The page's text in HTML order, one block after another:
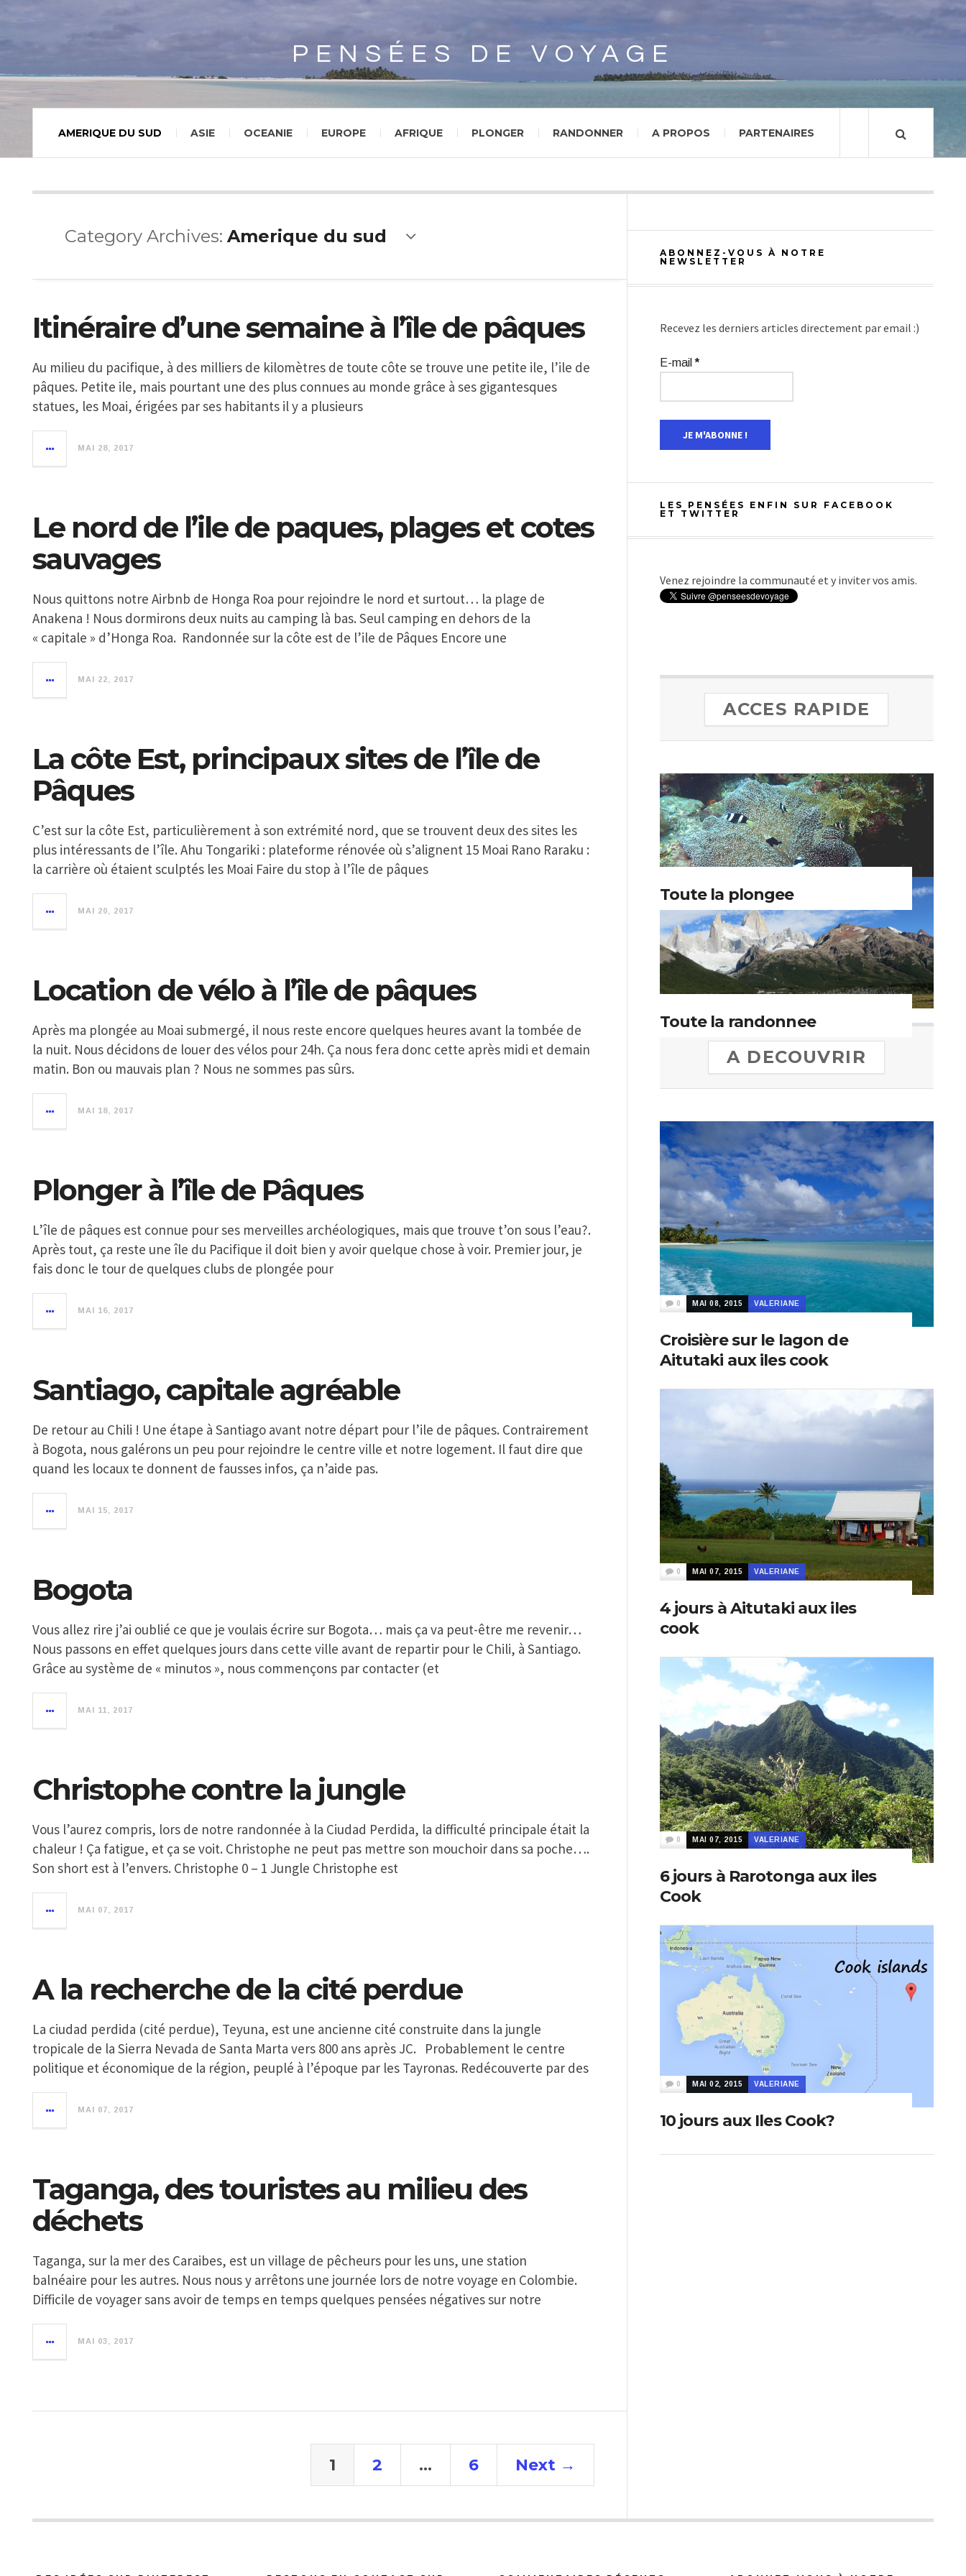
Array
PENSÉES DE VOYAGE
AMERIQUE DU SUD ASIE OCEANIE EUROPE AFRIQUE PLONGER RANDONNER A PROPOS PARTENAIRES
Category Archives: Amerique du sud
Itinéraire d’une semaine à l’île de pâques
Au milieu du pacifique, à des milliers de kilomètres de toute côte se trouve une petite ile, l’ile de
pâques. Petite ile, mais pourtant une des plus connues au monde grâce à ses gigantesques
statues, les Moai, érigées par ses habitants il y a plusieurs
MAI 28, 2017
Le nord de l’ile de paques, plages et cotes
sauvages
Nous quittons notre Airbnb de Honga Roa pour rejoindre le nord et surtout… la plage de
Anakena ! Nous dormirons deux nuits au camping là bas. Seul camping en dehors de la
« capitale » d’Honga Roa. Randonnée sur la côte est de l’ile de Pâques Encore une
MAI 22, 2017
La côte Est, principaux sites de l’île de
Pâques
C’est sur la côte Est, particulièrement à son extrémité nord, que se trouvent deux des sites les
plus intéressants de l’île. Ahu Tongariki : plateforme rénovée où s’alignent 15 Moai Rano Raraku :
la carrière où étaient sculptés les Moai Faire du stop à l’île de pâques
MAI 20, 2017
Location de vélo à l’île de pâques
Après ma plongée au Moai submergé, il nous reste encore quelques heures avant la tombée de
la nuit. Nous décidons de louer des vélos pour 24h. Ça nous fera donc cette après midi et demain
matin. Bon ou mauvais plan ? Nous ne sommes pas sûrs.
MAI 18, 2017
Plonger à l’île de Pâques
L’île de pâques est connue pour ses merveilles archéologiques, mais que trouve t’on sous l’eau?.
Après tout, ça reste une île du Pacifique il doit bien y avoir quelque chose à voir. Premier jour, je
fais donc le tour de quelques clubs de plongée pour
MAI 16, 2017
Santiago, capitale agréable
De retour au Chili ! Une étape à Santiago avant notre départ pour l’ile de pâques. Contrairement
à Bogota, nous galérons un peu pour rejoindre le centre ville et notre logement. Il faut dire que
quand les locaux te donnent de fausses infos, ça n’aide pas.
MAI 15, 2017
Bogota
Vous allez rire j’ai oublié ce que je voulais écrire sur Bogota… mais ça va peut-être me revenir…
Nous passons en effet quelques jours dans cette ville avant de repartir pour le Chili, à Santiago.
Grâce au système de « minutos », nous commençons par contacter (et
MAI 11, 2017
Christophe contre la jungle
Vous l’aurez compris, lors de notre randonnée à la Ciudad Perdida, la difficulté principale était la
chaleur ! Ça fatigue, et ça se voit. Christophe ne peut pas mettre son mouchoir dans sa poche….
Son short est à l’envers. Christophe 0 – 1 Jungle Christophe est
MAI 07, 2017
A la recherche de la cité perdue
La ciudad perdida (cité perdue), Teyuna, est une ancienne cité construite dans la jungle
tropicale de la Sierra Nevada de Santa Marta vers 800 ans après JC. Probablement le centre
politique et économique de la région, peuplé à l’époque par les Tayronas. Redécouverte par des
MAI 07, 2017
Taganga, des touristes au milieu des
déchets
Taganga, sur la mer des Caraibes, est un village de pêcheurs pour les uns, une station
balnéaire pour les autres. Nous nous y arrêtons une journée lors de notre voyage en Colombie.
Difficile de voyager sans avoir de temps en temps quelques pensées négatives sur notre
MAI 03, 2017
1 2 … 6 Next →
ABONNEZ-VOUS À NOTRE
NEWSLETTER
Recevez les derniers articles directement par email :)
E-mail*
LES PENSÉES ENFIN SUR FACEBOOK
ET TWITTER
Venez rejoindre la communauté et y inviter vos amis.
ACCES RAPIDE
Toute la plongee
Toute la randonnee
A DECOUVRIR
0 MAI 08, 2015 VALERIANE
Croisière sur le lagon de
Aitutaki aux iles cook
0 MAI 07, 2015 VALERIANE
4 jours à Aitutaki aux iles
cook
0 MAI 07, 2015 VALERIANE
6 jours à Rarotonga aux iles
Cook
0 MAI 02, 2015 VALERIANE
10 jours aux Iles Cook?